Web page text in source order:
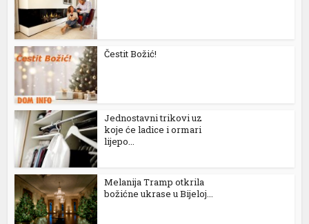
Čestit Božić!
Jednostavni trikovi uz
koje će ladice i ormari
lijepo...
Melanija Tramp otkrila
božićne ukrase u Bijeloj...